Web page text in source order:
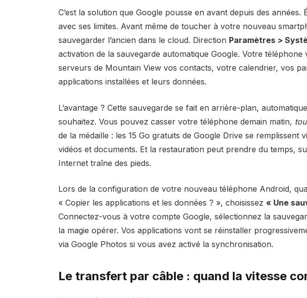
C’est la solution que Google pousse en avant depuis des années.
avec ses limites. Avant même de toucher à votre nouveau
sauvegarder l’ancien dans le cloud. Direction Paramètres >
activation de la sauvegarde automatique Google. Votre
serveurs de Mountain View vos contacts, votre calendrier, vos
applications installées et leurs données.
L’avantage ? Cette sauvegarde se fait en arrière-plan,
souhaitez. Vous pouvez casser votre téléphone demain matin,
de la médaille : les 15 Go gratuits de Google Drive se remplissent
vidéos et documents. Et la restauration peut prendre du temps,
Internet traîne des pieds.
Lors de la configuration de votre nouveau téléphone Android,
« Copier les applications et les données ? », choisissez « Une
Connectez-vous à votre compte Google, sélectionnez la
la magie opérer. Vos applications vont se réinstaller
via Google Photos si vous avez activé la synchronisation.
Le transfert par câble : quand la vitesse